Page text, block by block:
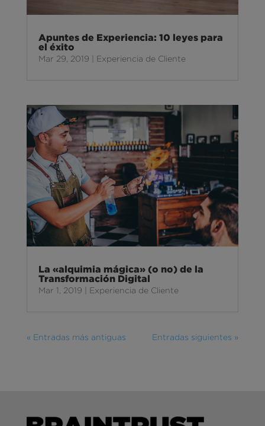
Apuntes de Experiencia: 10 leyes para
el éxito
Mar 29, 2019 Experiencia de Cliente
La «alquimia mágica» (o no) de la
Transformación Digital
Mar 1, 2019 Experiencia de Cliente
« Entradas más antiguas Entradas siguientes »